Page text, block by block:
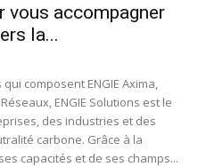
vous accompagner
la...
composent ENGIE Axima,
Réseaux, ENGIE Solutions est le
des industries et des
carbone. Grâce à la
capacités et de ses champs...